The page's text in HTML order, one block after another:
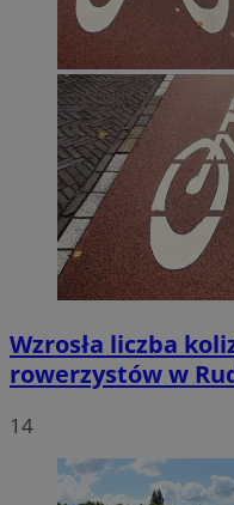
Wzrosła liczba
rowerzystów w
14